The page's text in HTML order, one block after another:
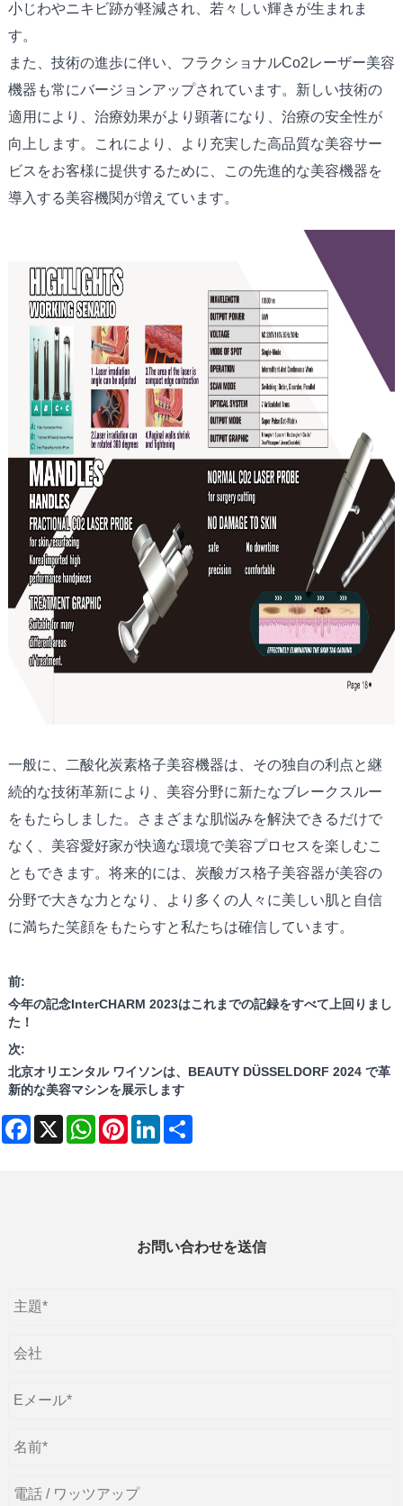
小じわやニキビ跡が軽減され、若々しい輝きが生まれま
す。
また、技術の進歩に伴い、フラクショナルCo2レーザー美容
機器も常にバージョンアップされています。新しい技術の
適用により、治療効果がより顕著になり、治療の安全性が
向上します。これにより、より充実した高品質な美容サー
ビスをお客様に提供するために、この先進的な美容機器を
導入する美容機関が増えています。
一般に、二酸化炭素格子美容機器は、その独自の利点と継
続的な技術革新により、美容分野に新たなブレークスルー
をもたらしました。さまざまな肌悩みを解決できるだけで
なく、美容愛好家が快適な環境で美容プロセスを楽しむこ
ともできます。将来的には、炭酸ガス格子美容器が美容の
分野で大きな力となり、より多くの人々に美しい肌と自信
に満ちた笑顔をもたらすと私たちは確信しています。
前:
今年の記念InterCHARM 2023はこれまでの記録をすべて上回りまし
た！
次:
北京オリエンタル ワイソンは、BEAUTY DÜSSELDORF 2024 で革
新的な美容マシンを展示します
Facebook
X WhatsAppPinterestLinkedIn
お問い合わせを送信